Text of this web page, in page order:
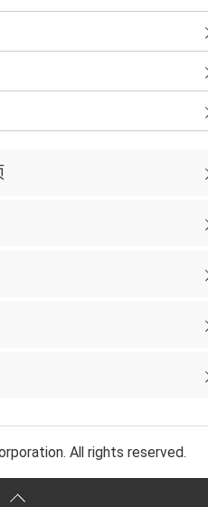
All rights reserved.